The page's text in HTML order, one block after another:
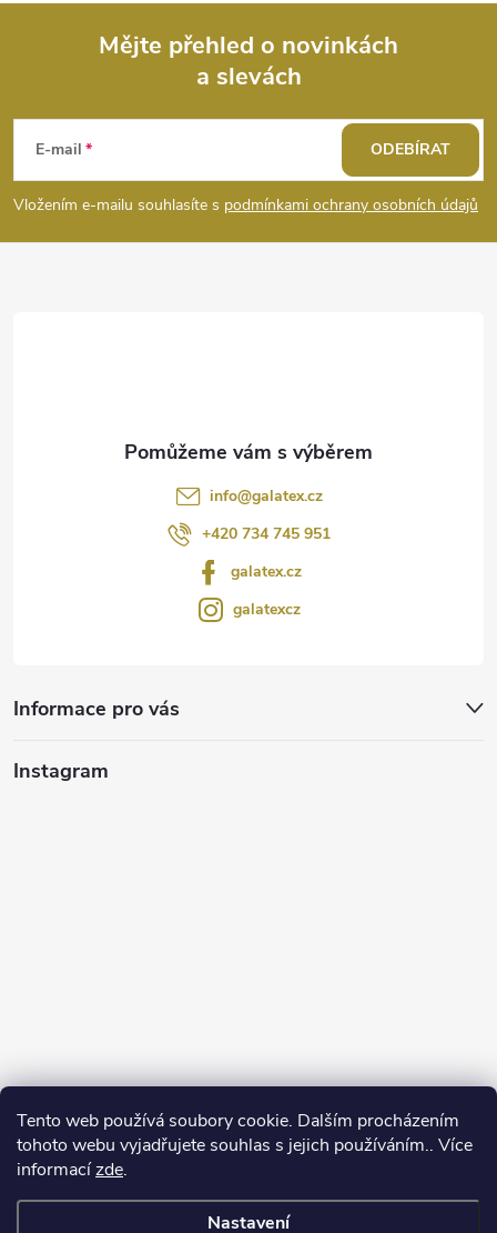
Tento web používá soubory cookie. Dalším procházením
tohoto webu vyjadřujete souhlas s jejich používáním.. Více
informacízde.
Nastavení
p
a
Mějte přehled o novinkách
a slevách
E-mail
Vložením e-mailu souhlasíte s podmínkami ochrany osobních údajů
ODEBÍRAT
info@galatex.cz
+420 734 745 951
galatex.cz
galatexcz
Informace pro vás
Instagram
Sledovat na Instagramu